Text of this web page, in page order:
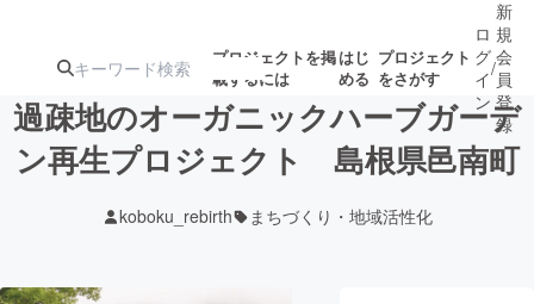
プロジェクトを掲
載するには
はじ
める
プロジェクト
をさがす
ターン
ジェクト
募集終了が近いプ
ロジェクト
されます
ロ
グ
イ
ン
/
新
規
会
員
登
録
過疎地のオーガニックハーブガーデ
ン再生プロジェクト 島根県邑南町
koboku_rebirth まちづくり・地域活性化